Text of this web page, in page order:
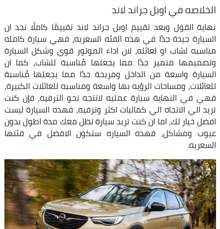
الخلاصه في اوبل جراند لاند
نهاية القول وبعد تقييم اوبل جراند لاند تقييمًا كاملًا نجد ان
السيارة جيدة جدًا في هذه الفئه السعريه، فهي سيارة كامله
مناسبه لشاب او لعائله، لان اداء الموتور قوي وشكل السيارة
وتصميمها متميز جدًا مما يجعلها مُناسبة للشاب، كما ان
السيارة واسعة من الداخل ومريحة جدًا مما يجعلها مُناسبة
للعائلات، ومساحات الرؤيه بها واسعة ومناسبه للعائلات الكبيرة،
فهي في النهاية سيارة عمليه لاتتجه نحو الترفيه، فإن كنت
تريد الي الاتجاه الي كماليات اكثر وترفيه، فهذه السيارة ليست
افضل خيار لك، اما ان كنت تريد سيارة تظل معك مدة اطول بدون
عيوب ومشاكل، فهذه السياره ستكون الافضل في فئتها
السعريه.